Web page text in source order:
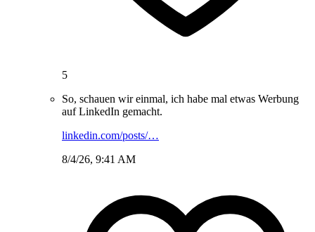
5
So, schauen wir einmal, ich habe mal etwas Werbung
auf LinkedIn gemacht.
linkedin.com/posts/…
8/4/26, 9:41 AM